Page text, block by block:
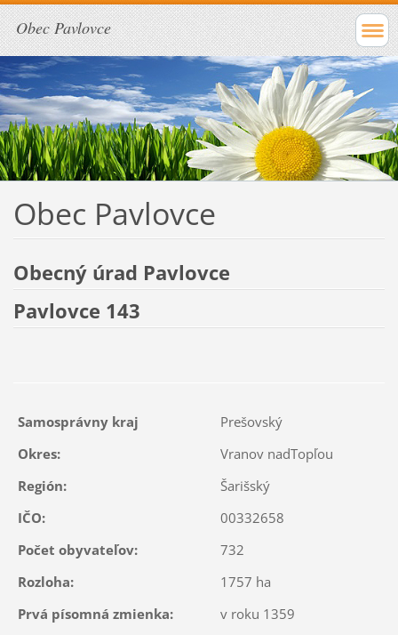
Obec Pavlovce
Obec Pavlovce
Obecný úrad Pavlovce
Pavlovce 143
Samosprávny kraj
Prešovský
Okres:
Vranov nadTopľou
Región:
Šarišský
IČO:
00332658
Počet obyvateľov:
732
Rozloha:
1757 ha
Prvá písomná zmienka:
v roku 1359